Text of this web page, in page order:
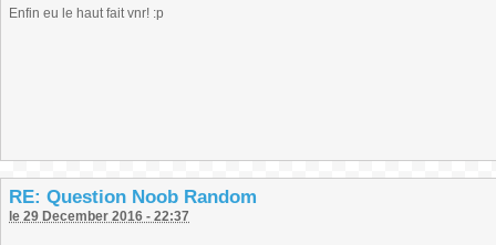
Enfin eu le haut fait vnr! :p
RE: Question Noob Random
le 29 December 2016 - 22:37